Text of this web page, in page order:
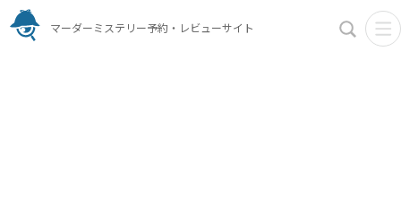
マーダーミステリー予約・レビューサイト